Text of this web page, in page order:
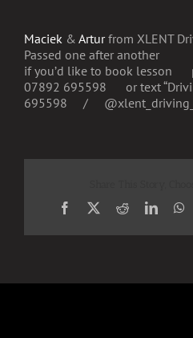
Maciek & Arturfrom XLENT
Passed one after another
if you’d like to book lesson
07892 695598
or text
695598
/
Facebook
X Reddit